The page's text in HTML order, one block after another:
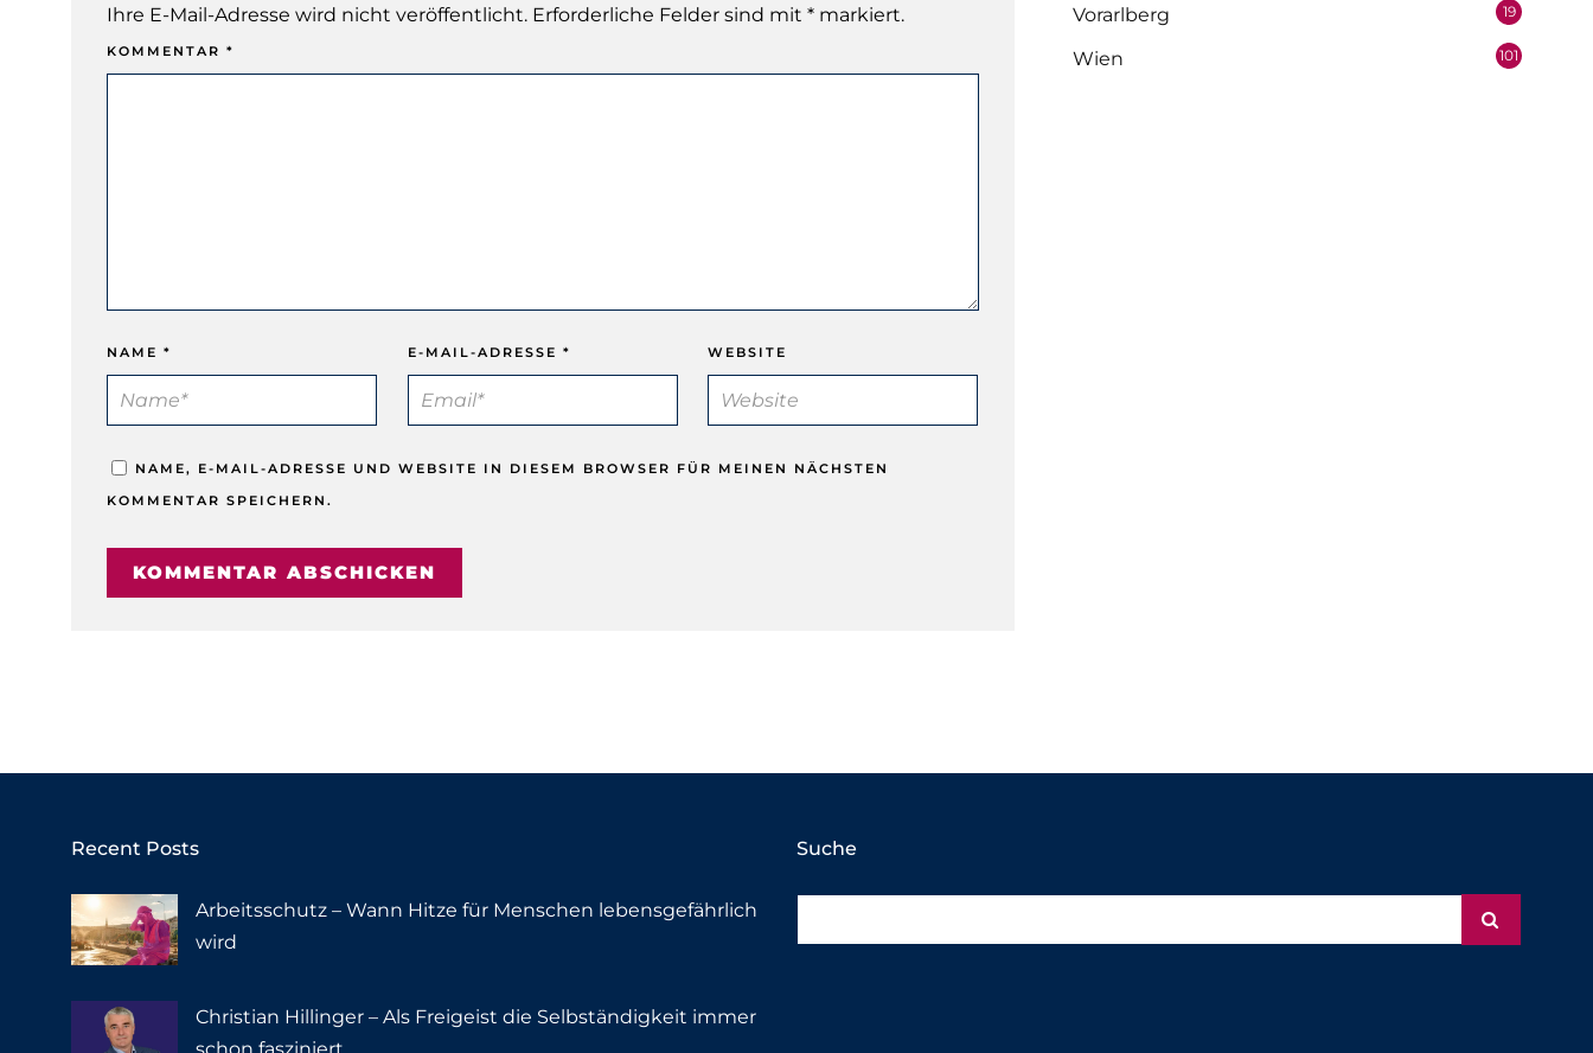
Ihre E-Mail-Adresse wird nicht veröffentlicht. Erforderliche Felder sind mit * markiert.
KOMMENTAR *
NAME * E-MAIL-ADRESSE * WEBSITE
NAME, E-MAIL-ADRESSE UND WEBSITE IN DIESEM BROWSER FÜR MEINEN NÄCHSTEN
KOMMENTAR SPEICHERN.
Vorarlberg 19
Wien 101
Recent Posts
Arbeitsschutz – Wann Hitze für Menschen lebensgefährlich
wird
Christian Hillinger – Als Freigeist die Selbständigkeit immer
Suche